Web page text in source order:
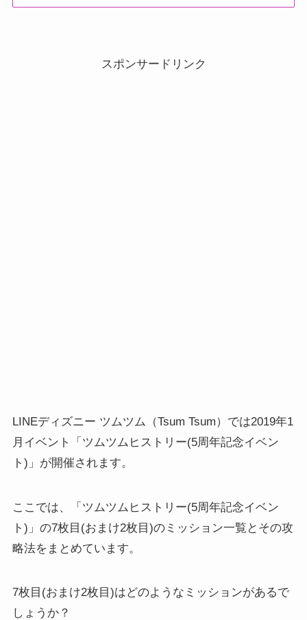
スポンサードリンク
LINEディズニー ツムツム（Tsum Tsum）では2019年1
月イベント「ツムツムヒストリー(5周年記念イベン
ト)」が開催されます。
ここでは、「ツムツムヒストリー(5周年記念イベン
ト)」の7枚目(おまけ2枚目)のミッション一覧とその攻
略法をまとめています。
7枚目(おまけ2枚目)はどのようなミッションがあるで
しょうか？